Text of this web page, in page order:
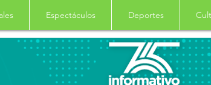
Espectáculos Deportes